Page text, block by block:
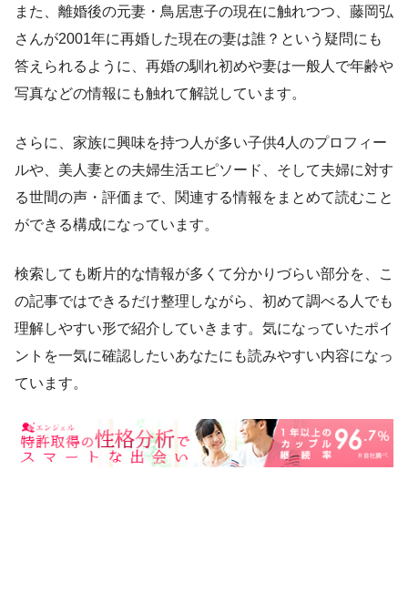
また、離婚後の元妻・鳥居恵子の現在に触れつつ、藤岡弘
さんが2001年に再婚した現在の妻は誰？という疑問にも
答えられるように、再婚の馴れ初めや妻は一般人で年齢や
写真などの情報にも触れて解説しています。
さらに、家族に興味を持つ人が多い子供4人のプロフィー
ルや、美人妻との夫婦生活エピソード、そして夫婦に対す
る世間の声・評価まで、関連する情報をまとめて読むこと
ができる構成になっています。
検索しても断片的な情報が多くて分かりづらい部分を、こ
の記事ではできるだけ整理しながら、初めて調べる人でも
理解しやすい形で紹介していきます。気になっていたポイ
ントを一気に確認したいあなたにも読みやすい内容になっ
ています。